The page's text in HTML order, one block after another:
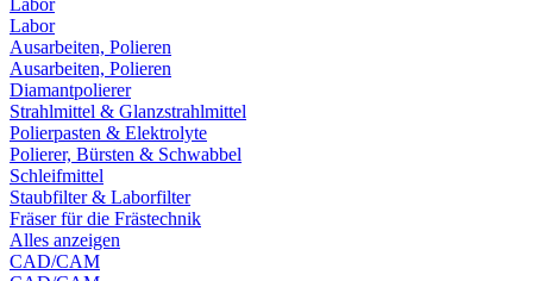
Labor
Labor
Ausarbeiten, Polieren
Ausarbeiten, Polieren
Diamantpolierer
Strahlmittel & Glanzstrahlmittel
Polierpasten & Elektrolyte
Polierer, Bürsten & Schwabbel
Schleifmittel
Staubfilter & Laborfilter
Fräser für die Frästechnik
Alles anzeigen
CAD/CAM